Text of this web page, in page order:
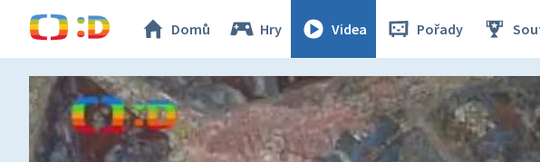
Domů Hry Videa Pořady